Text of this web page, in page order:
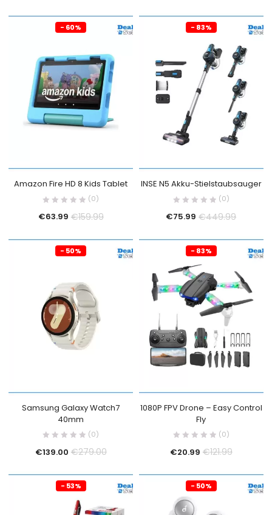
- 60%
Amazon Fire HD 8 Kids Tablet
(0)
€63.99 €159.99
- 83%
INSE N5 Akku-Stielstaubsauger
(0)
€75.99 €449.99
- 50%
Samsung Galaxy Watch7
40mm
(0)
€139.00 €279.00
- 83%
1080P FPV Drone – Easy Control
Fly
(0)
€20.99 €121.99
- 53% - 50%